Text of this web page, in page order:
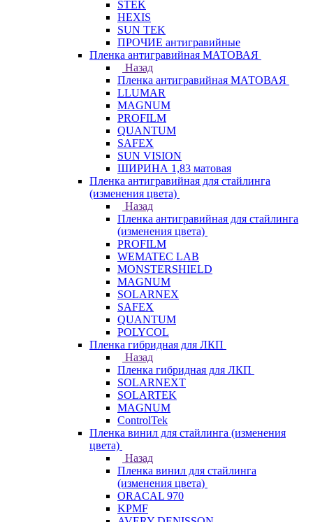
STEK
HEXIS
SUN TEK
ПРОЧИЕ антигравийные
Пленка антигравийная МАТОВАЯ
Назад
Пленка антигравийная МАТОВАЯ
LLUMAR
MAGNUM
PROFILM
QUANTUM
SAFEX
SUN VISION
ШИРИНА 1,83 матовая
Пленка антигравийная для стайлинга
(изменения цвета)
Назад
Пленка антигравийная для стайлинга
(изменения цвета)
PROFILM
WEMATEC LAB
MONSTERSHIELD
MAGNUM
SOLARNEX
SAFEX
QUANTUM
POLYCOL
Пленка гибридная для ЛКП
Назад
Пленка гибридная для ЛКП
SOLARNEXT
SOLARTEK
MAGNUM
ControlTek
Пленка винил для стайлинга (изменения
цвета)
Назад
Пленка винил для стайлинга
(изменения цвета)
ORACAL 970
KPMF